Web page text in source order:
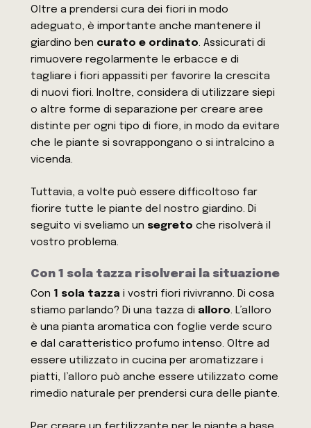
Oltre a prendersi cura dei fiori in modo
adeguato, è importante anche mantenere il
giardino ben curato e ordinato. Assicurati di
rimuovere regolarmente le erbacce e di
tagliare i fiori appassiti per favorire la crescita
di nuovi fiori. Inoltre, considera di utilizzare siepi
o altre forme di separazione per creare aree
distinte per ogni tipo di fiore, in modo da evitare
che le piante si sovrappongano o si intralcino a
vicenda.
Tuttavia, a volte può essere difficoltoso far
fiorire tutte le piante del nostro giardino. Di
seguito vi sveliamo un segreto che risolverà il
vostro problema.
Con 1 sola tazza risolverai la situazione
Con 1 sola tazza i vostri fiori rivivranno. Di cosa
stiamo parlando? Di una tazza di alloro. L’alloro
è una pianta aromatica con foglie verde scuro
e dal caratteristico profumo intenso. Oltre ad
essere utilizzato in cucina per aromatizzare i
piatti, l’alloro può anche essere utilizzato come
rimedio naturale per prendersi cura delle piante.